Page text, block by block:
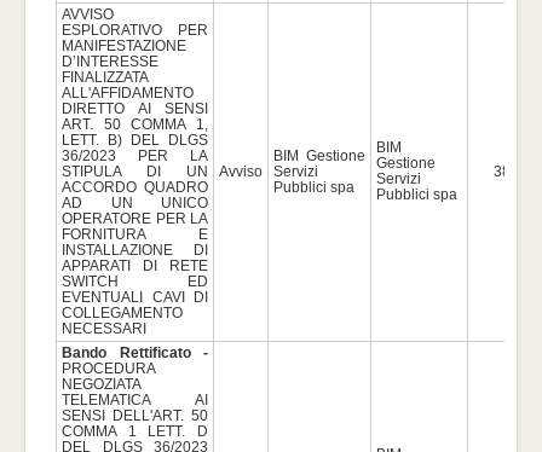
AVVISO
ESPLORATIVO PER
MANIFESTAZIONE
D’INTERESSE
FINALIZZATA
ALL'AFFIDAMENTO
DIRETTO AI SENSI
ART. 50 COMMA 1,
LETT. B) DEL DLGS
36/2023 PER LA
STIPULA DI UN
ACCORDO QUADRO
AD UN UNICO
OPERATORE PER LA
FORNITURA E
INSTALLAZIONE DI
APPARATI DI RETE
SWITCH ED
EVENTUALI CAVI DI
COLLEGAMENTO
NECESSARI
Avviso
BIM Gestione
Servizi
Pubblici spa
BIM
Gestione
Servizi
Pubblici spa
Bando Rettificato -
PROCEDURA
NEGOZIATA
TELEMATICA AI
SENSI DELL'ART. 50
COMMA 1 LETT. D
DEL DLGS 36/2023